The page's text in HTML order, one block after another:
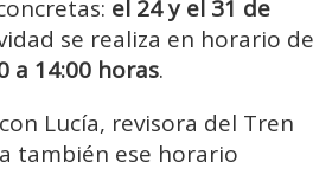
el 24 y el 31 de
se realiza en horario de
a 14:00 horas.
Lucía, revisora del Tren
también ese horario